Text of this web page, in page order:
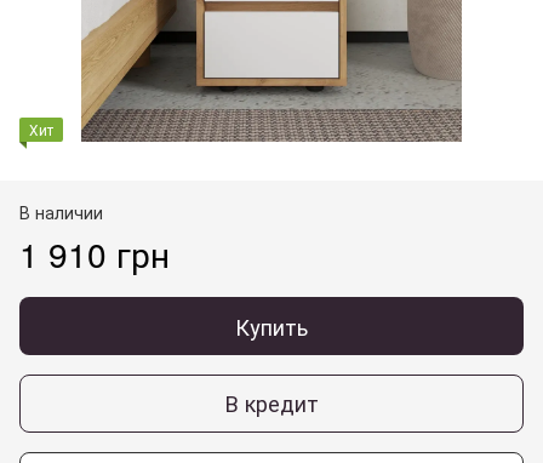
Хит
В наличии
1 910 грн
Купить
В кредит